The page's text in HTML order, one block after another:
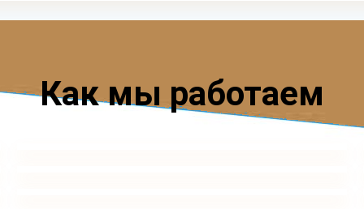
Как мы работаем